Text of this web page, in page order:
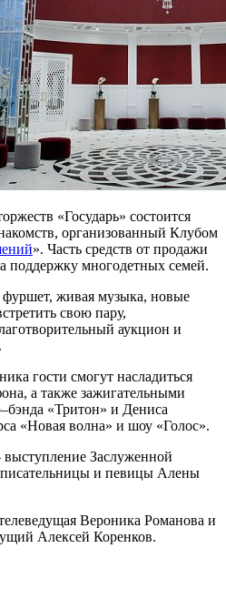
«Государь» состоится
организованный Клубом
». Часть средств от продажи
поддержку многодетных семей.
живая музыка, новые
свою пару,
аукцион и
гости смогут насладиться
а также зажигательными
«Тритон» и Дениса
«Новая волна» и шоу «Голос».
Заслуженной
и певицы Алены
Вероника Романова и
Алексей Коренков.